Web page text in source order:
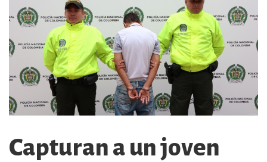
Capturan a un joven